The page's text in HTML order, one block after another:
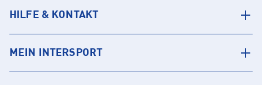
HILFE & KONTAKT
MEIN INTERSPORT